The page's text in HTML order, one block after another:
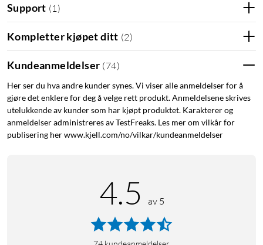
Support (1 )
Kompletter kjøpet ditt (2)
Kundeanmeldelser (74)
Her ser du hva andre kunder synes. Vi viser alle anmeldelser for å
gjøre det enklere for deg å velge rett produkt. Anmeldelsene skrives
utelukkende av kunder som har kjøpt produktet. Karakterer og
anmeldelser administreres av TestFreaks. Les mer om vilkår for
publisering her www.kjell.com/no/vilkar/kundeanmeldelser
4.5 av 5